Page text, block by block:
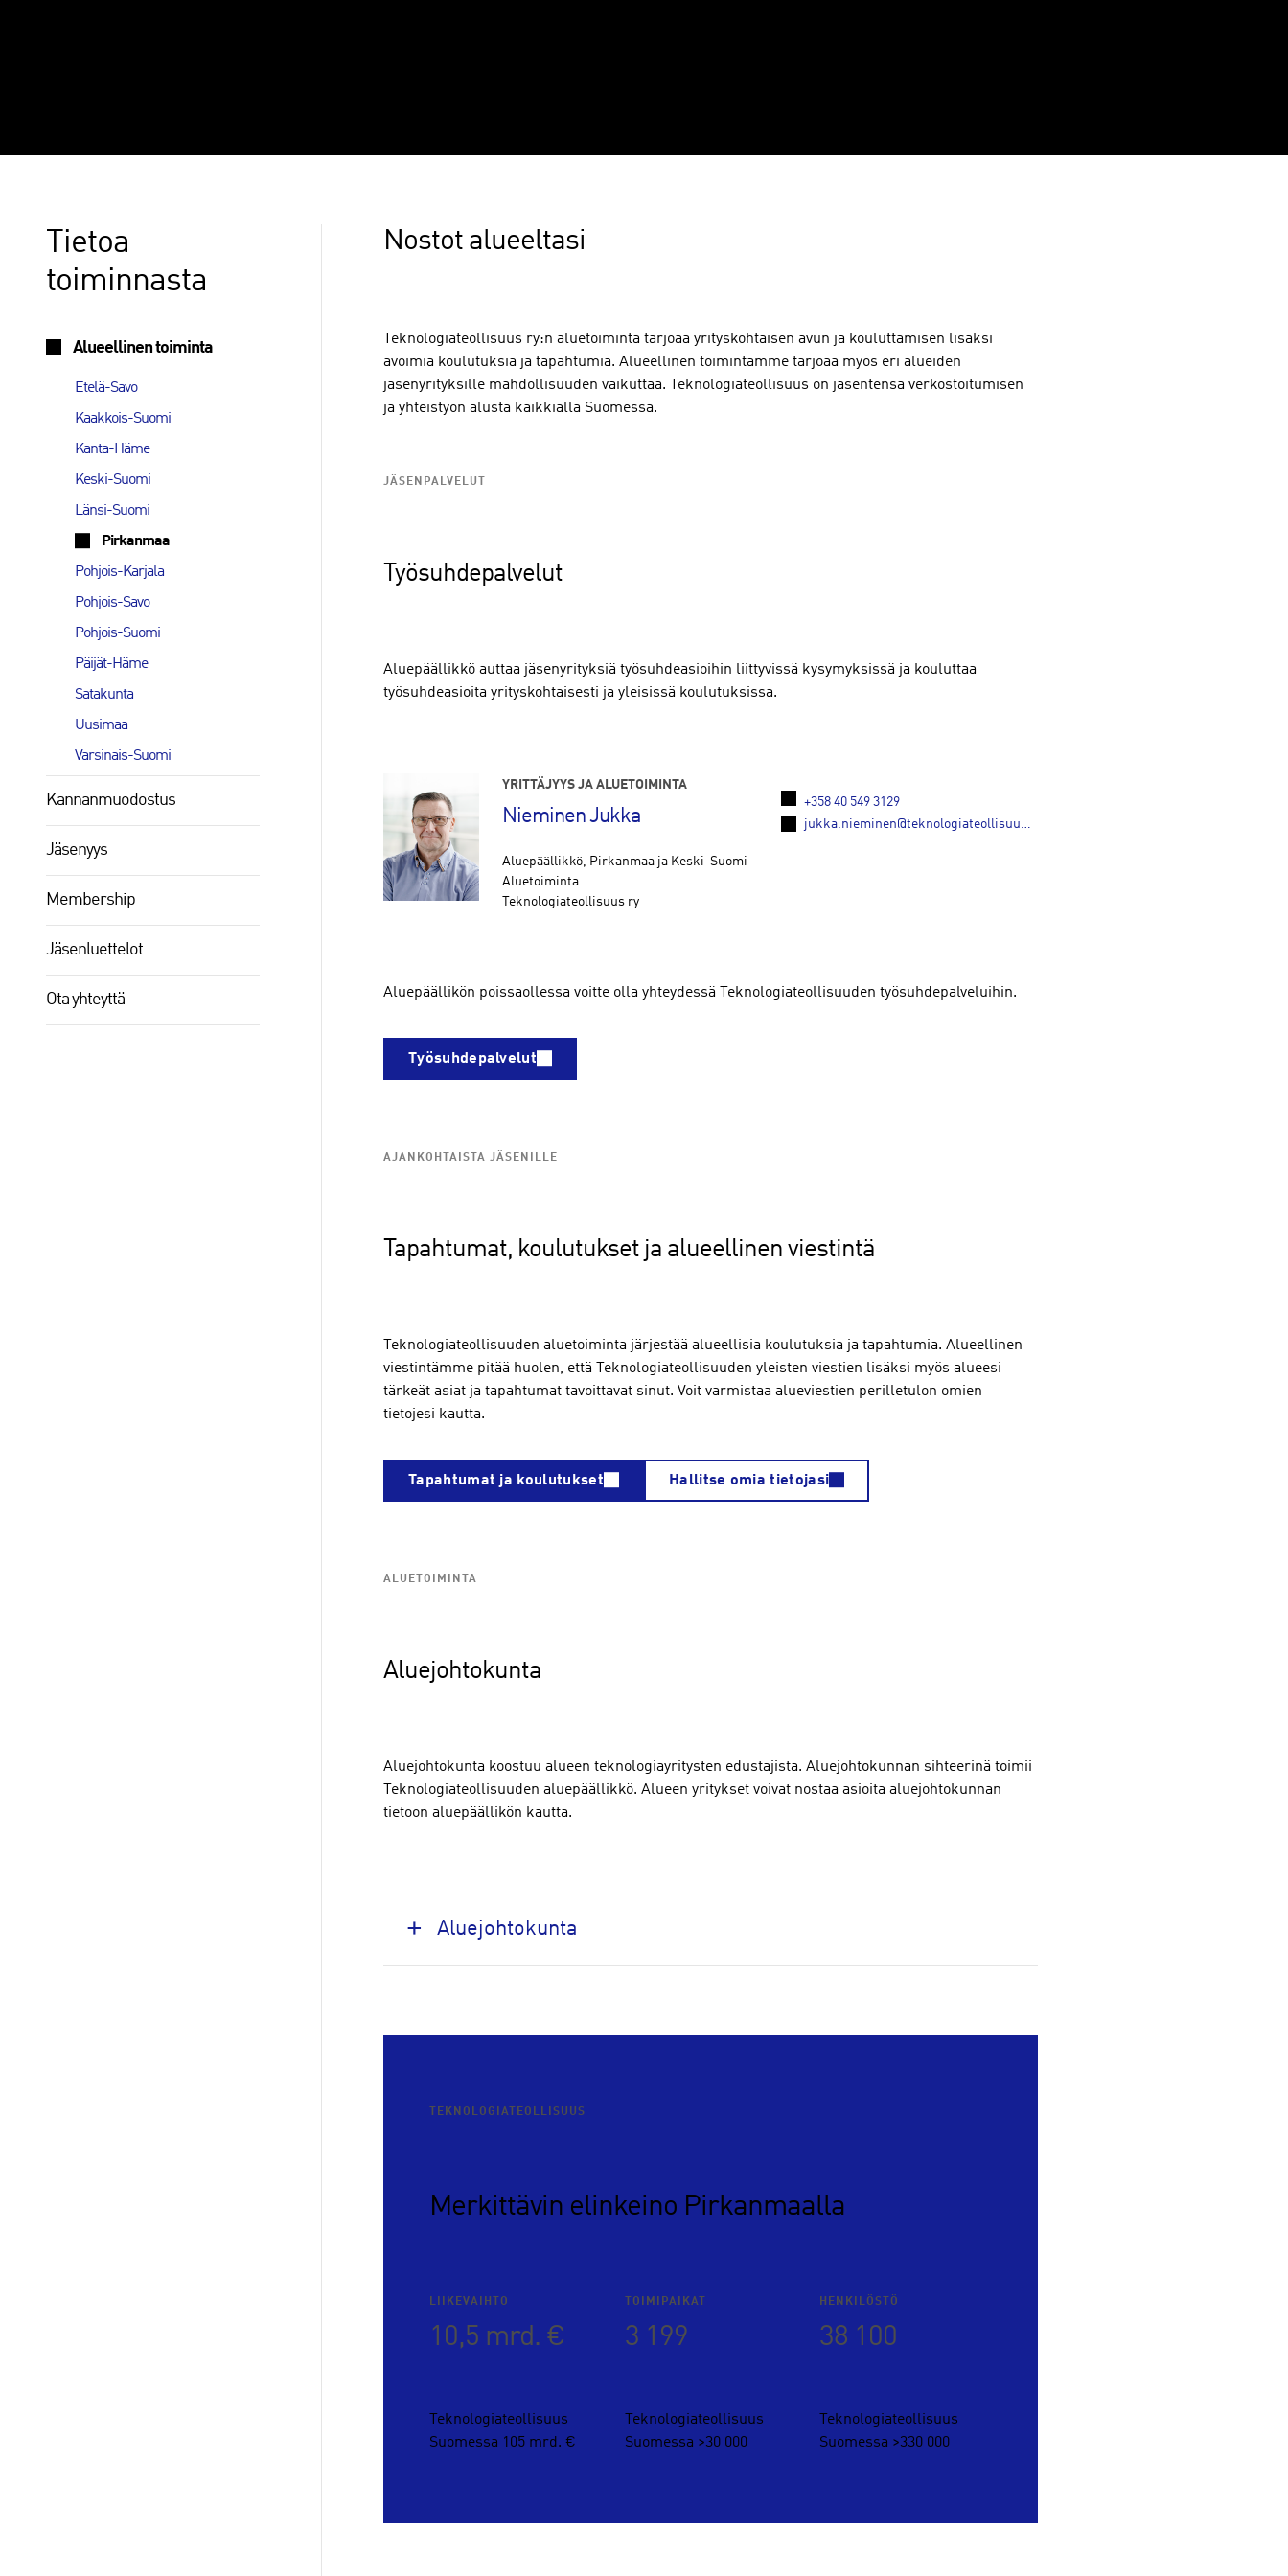
Tietoa
toiminnasta
Alueellinen toiminta
Etelä-Savo
Kaakkois-Suomi
Kanta-Häme
Keski-Suomi
Länsi-Suomi
Pirkanmaa
Pohjois-Karjala
Pohjois-Savo
Pohjois-Suomi
Päijät-Häme
Satakunta
Uusimaa
Varsinais-Suomi
Kannanmuodostus
Jäsenyys
Membership
Jäsenluettelot
Ota yhteyttä
Nostot alueeltasi
Teknologiateollisuus ry:n aluetoiminta tarjoaa yrityskohtaisen avun ja kouluttamisen lisäksi
avoimia koulutuksia ja tapahtumia. Alueellinen toimintamme tarjoaa myös eri alueiden
jäsenyrityksille mahdollisuuden vaikuttaa. Teknologiateollisuus on jäsentensä verkostoitumisen
ja yhteistyön alusta kaikkialla Suomessa.
JÄSENPALVELUT
Työsuhdepalvelut
Aluepäällikkö auttaa jäsenyrityksiä työsuhdeasioihin liittyvissä kysymyksissä ja kouluttaa
työsuhdeasioita yrityskohtaisesti ja yleisissä koulutuksissa.
YRITTÄJYYS JA ALUETOIMINTA
Nieminen Jukka
Aluepäällikkö, Pirkanmaa ja Keski-Suomi -
Aluetoiminta
Teknologiateollisuus ry
+358 40 549 3129
jukka.nieminen@teknologiateollisuus.fi
Aluepäällikön poissaollessa voitte olla yhteydessä Teknologiateollisuuden työsuhdepalveluihin.
Työsuhdepalvelut
AJANKOHTAISTA JÄSENILLE
Tapahtumat, koulutukset ja alueellinen viestintä
Teknologiateollisuuden aluetoiminta järjestää alueellisia koulutuksia ja tapahtumia. Alueellinen
viestintämme pitää huolen, että Teknologiateollisuuden yleisten viestien lisäksi myös alueesi
tärkeät asiat ja tapahtumat tavoittavat sinut. Voit varmistaa alueviestien perilletulon omien
tietojesi kautta.
Tapahtumat ja koulutukset Hallitse omia tietojasi
ALUETOIMINTA
Aluejohtokunta
Aluejohtokunta koostuu alueen teknologiayritysten edustajista. Aluejohtokunnan sihteerinä toimii
Teknologiateollisuuden aluepäällikkö. Alueen yritykset voivat nostaa asioita aluejohtokunnan
tietoon aluepäällikön kautta.
Aluejohtokunta
TEKNOLOGIATEOLLISUUS
Merkittävin elinkeino Pirkanmaalla
LIIKEVAIHTO
10,5 mrd. €
Teknologiateollisuus
Suomessa 105 mrd. €
TOIMIPAIKAT
3 199
Teknologiateollisuus
Suomessa >30 000
HENKILÖSTÖ
38 100
Teknologiateollisuus
Suomessa >330 000